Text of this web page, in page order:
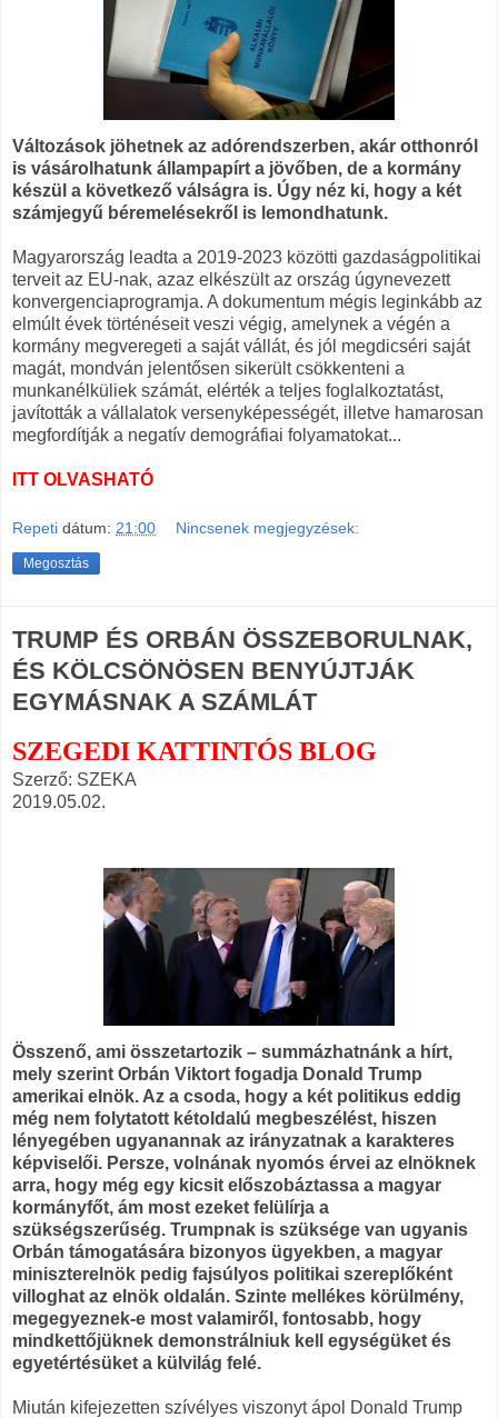
Változások jöhetnek az adórendszerben, akár otthonról
is vásárolhatunk állampapírt a jövőben, de a kormány
készül a következő válságra is. Úgy néz ki, hogy a két
számjegyű béremelésekről is lemondhatunk.
Magyarország leadta a 2019-2023 közötti gazdaságpolitikai
terveit az EU-nak, azaz elkészült az ország úgynevezett
konvergenciaprogramja. A dokumentum mégis leginkább az
elmúlt évek történéseit veszi végig, amelynek a végén a
kormány megveregeti a saját vállát, és jól megdicséri saját
magát, mondván jelentősen sikerült csökkenteni a
munkanélküliek számát, elérték a teljes foglalkoztatást,
javították a vállalatok versenyképességét, illetve hamarosan
megfordítják a negatív demográfiai folyamatokat...
ITT OLVASHATÓ
Repeti dátum: 21:00 Nincsenek megjegyzések:
Megosztás
TRUMP ÉS ORBÁN ÖSSZEBORULNAK,
ÉS KÖLCSÖNÖSEN BENYÚJTJÁK
EGYMÁSNAK A SZÁMLÁT
SZEGEDI KATTINTÓS BLOG
Szerző: SZEKA
2019.05.02.
Összenő, ami összetartozik – summázhatnánk a hírt,
mely szerint Orbán Viktort fogadja Donald Trump
amerikai elnök. Az a csoda, hogy a két politikus eddig
még nem folytatott kétoldalú megbeszélést, hiszen
lényegében ugyanannak az irányzatnak a karakteres
képviselői. Persze, volnának nyomós érvei az elnöknek
arra, hogy még egy kicsit előszobáztassa a magyar
kormányfőt, ám most ezeket felülírja a
szükségszerűség. Trumpnak is szüksége van ugyanis
Orbán támogatására bizonyos ügyekben, a magyar
miniszterelnök pedig fajsúlyos politikai szereplőként
villoghat az elnök oldalán. Szinte mellékes körülmény,
megegyeznek-e most valamiről, fontosabb, hogy
mindkettőjüknek demonstrálniuk kell egységüket és
egyetértésüket a külvilág felé.
Miután kifejezetten szívélyes viszonyt ápol Donald Trump